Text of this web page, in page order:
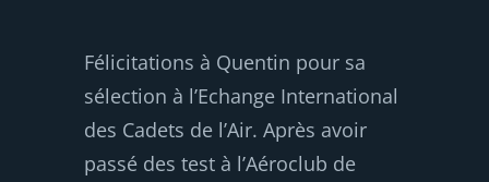
Félicitations à Quentin pour sa
sélection à l’Echange International
des Cadets de l’Air. Après avoir
passé des test à l’Aéroclub de